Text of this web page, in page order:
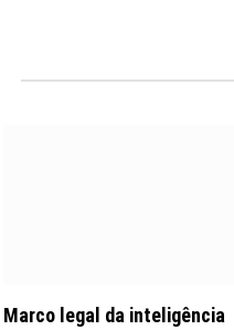
Marco legal da inteligência